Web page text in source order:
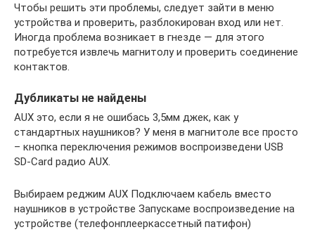
Чтобы решить эти проблемы, следует зайти в меню
устройства и проверить, разблокирован вход или нет.
Иногда проблема возникает в гнезде — для этого
потребуется извлечь магнитолу и проверить соединение
контактов.
Дубликаты не найдены
AUX это, если я не ошибась 3,5мм джек, как у
стандартных наушников? У меня в магнитоле все просто
– кнопка переключения режимов воспроизведени USB
SD-Card радио AUX.
Выбираем реджим AUX Подключаем кабель вместо
наушников в устройстве Запускаме воспроизведение на
устройстве (телефонплееркассетный патифон)